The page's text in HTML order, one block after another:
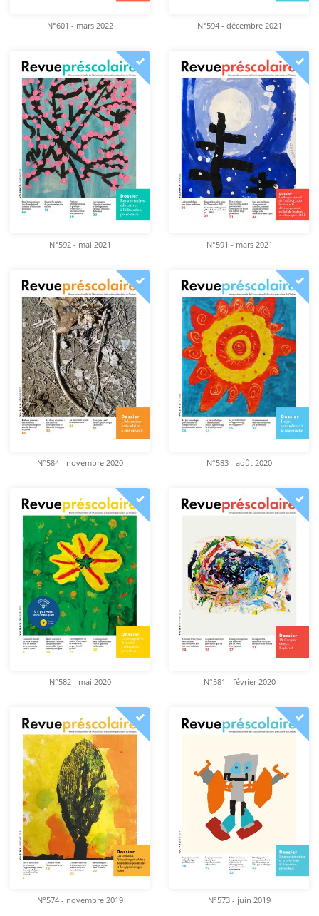
N°601 - mars 2022 N°594 - décembre 2021
N°592 - mai 2021 N°591 - mars 2021
N°584 - novembre 2020 N°583 - août 2020
N°582 - mai 2020 N°581 - février 2020
N°574 - novembre 2019 N°573 - juin 2019